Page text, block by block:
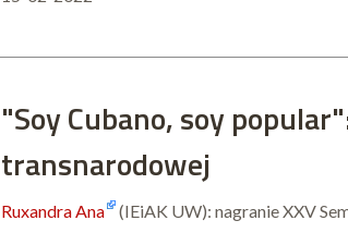
"Soy Cubano, soy
transnarodowej
Ruxandra Ana (IEiAK UW): nagranie XXV